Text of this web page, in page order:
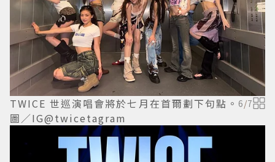
TWICE世巡演唱會將於七月在首爾劃下句點。
圖／IG@twicetagram
6/7